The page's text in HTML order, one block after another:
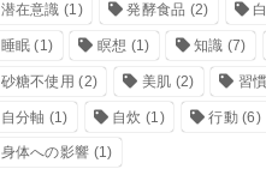
潜在意識 (1) 発酵食品 (2)
睡眠 (1) 瞑想 (1) 知識 (7)
砂糖不使用 (2) 美肌 (2) 習慣
自分軸 (1) 自炊 (1) 行動(6)
身体への影響 (1)